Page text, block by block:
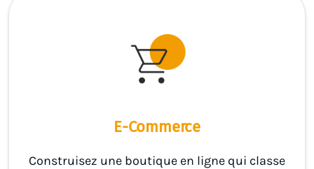
E-Commerce
Construisez une boutique en ligne qui classe